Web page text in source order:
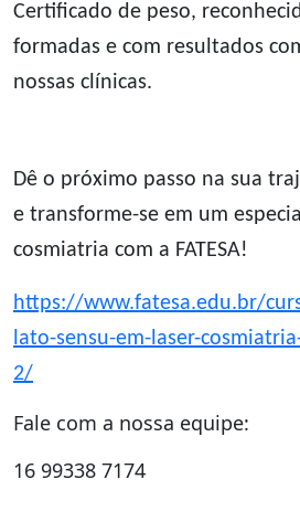
Certificado de peso,
formadas e com resultados
nossas clínicas.
Dê o próximo passo na sua
e transforme-se em um
cosmiatria com a FATESA!
https://www.fatesa.edu.br/
lato-sensu-em-laser-
2/
Fale com a nossa equipe:
16 99338 7174